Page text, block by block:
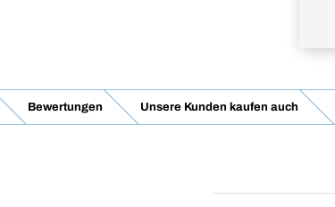
Bewertungen Unsere Kunden kaufen auch